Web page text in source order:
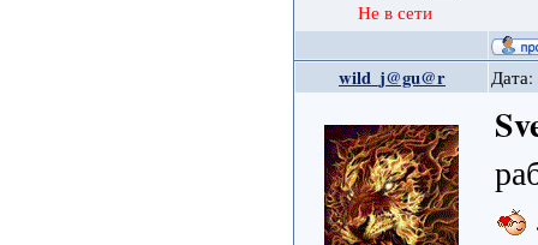
Не в сети
wild_j@gu@r